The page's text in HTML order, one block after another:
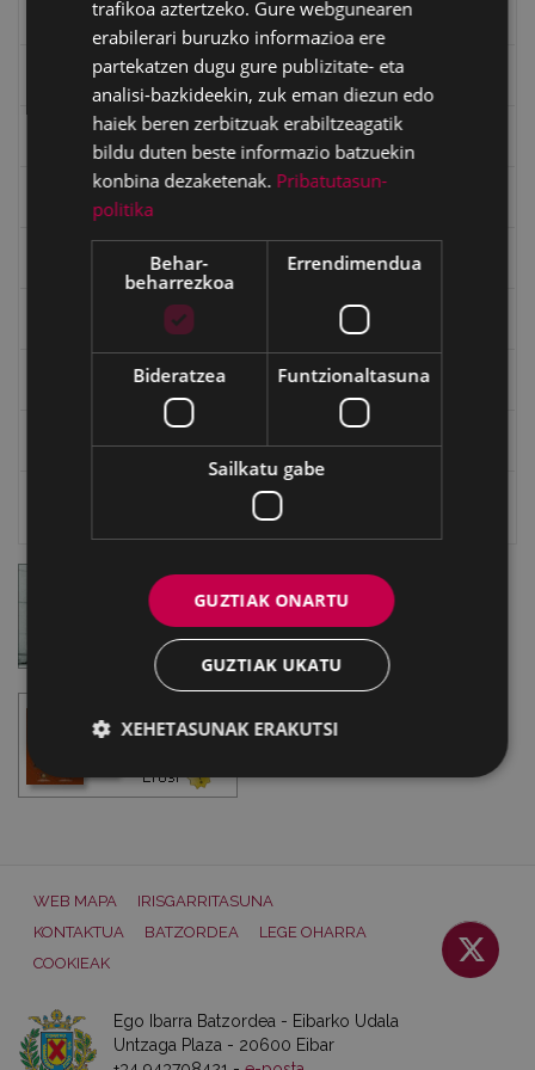
Goi Argi aldizkaria
Kultura egitaraua
Bidegileak
Txostenak eta dokumentuak
Eibarko Bideoteka
Eibarko Idazlanen Datu-basea
WEB MAPA
IRISGARRITASUNA
KONTAKTUA
BATZORDEA
LEGE OHARRA
COOKIEAK
Ego Ibarra Batzordea - Eibarko Udala
Untzaga Plaza - 20600 Eibar
trafikoa aztertzeko. Gure webgunearen
erabilerari buruzko informazioa ere
partekatzen dugu gure publizitate- eta
analisi-bazkideekin, zuk eman diezun edo
haiek beren zerbitzuak erabiltzeagatik
bildu duten beste informazio batzuekin
konbina dezaketenak. Pribatutasun-
politika
Behar-
beharrezkoa
Errendimendua
Bideratzea Funtzionaltasuna
Sailkatu gabe
GUZTIAK ONARTU
GUZTIAK UKATU
XEHETASUNAK ERAKUTSI